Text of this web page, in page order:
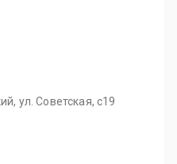
ул. Советская, с19